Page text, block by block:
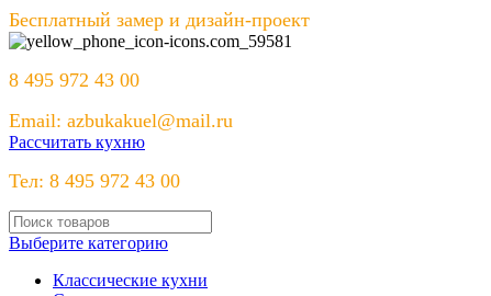
Бесплатный замер и дизайн-проект
8 495 972 43 00
Email: azbukakuel@mail.ru
Рассчитать кухню
Тел: 8 495 972 43 00
Выберите категорию
Классические кухни